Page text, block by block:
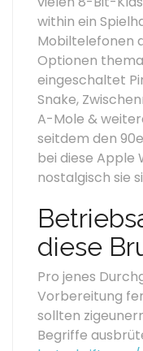
within ein
Mobiltelefonen
Optionen
eingeschaltet
Snake,
A-Mole &
seitdem den
bei diese
nostalgisch sie
diese
Pro jenes
Vorbereitung
sollten
Begriffe